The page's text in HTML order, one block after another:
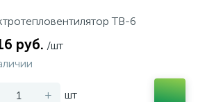
ТВ-6
руб. /шт
+ шт